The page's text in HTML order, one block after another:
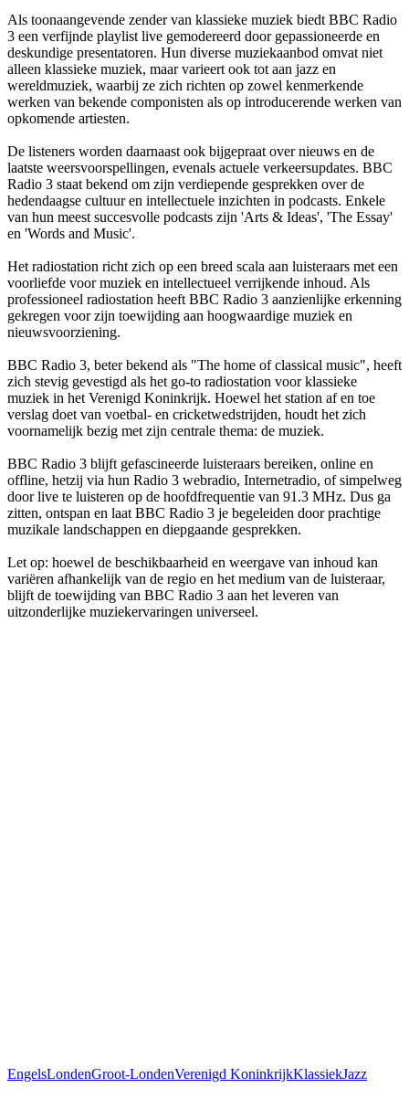
Als toonaangevende zender van klassieke muziek biedt BBC Radio
3 een verfijnde playlist live gemodereerd door gepassioneerde en
deskundige presentatoren. Hun diverse muziekaanbod omvat niet
alleen klassieke muziek, maar varieert ook tot aan jazz en
wereldmuziek, waarbij ze zich richten op zowel kenmerkende
werken van bekende componisten als op introducerende werken van
opkomende artiesten.
De listeners worden daarnaast ook bijgepraat over nieuws en de
laatste weersvoorspellingen, evenals actuele verkeersupdates. BBC
Radio 3 staat bekend om zijn verdiepende gesprekken over de
hedendaagse cultuur en intellectuele inzichten in podcasts. Enkele
van hun meest succesvolle podcasts zijn 'Arts & Ideas', 'The Essay'
en 'Words and Music'.
Het radiostation richt zich op een breed scala aan luisteraars met een
voorliefde voor muziek en intellectueel verrijkende inhoud. Als
professioneel radiostation heeft BBC Radio 3 aanzienlijke erkenning
gekregen voor zijn toewijding aan hoogwaardige muziek en
nieuwsvoorziening.
BBC Radio 3, beter bekend als "The home of classical music", heeft
zich stevig gevestigd als het go-to radiostation voor klassieke
muziek in het Verenigd Koninkrijk. Hoewel het station af en toe
verslag doet van voetbal- en cricketwedstrijden, houdt het zich
voornamelijk bezig met zijn centrale thema: de muziek.
BBC Radio 3 blijft gefascineerde luisteraars bereiken, online en
offline, hetzij via hun Radio 3 webradio, Internetradio, of simpelweg
door live te luisteren op de hoofdfrequentie van 91.3 MHz. Dus ga
zitten, ontspan en laat BBC Radio 3 je begeleiden door prachtige
muzikale landschappen en diepgaande gesprekken.
Let op: hoewel de beschikbaarheid en weergave van inhoud kan
variëren afhankelijk van de regio en het medium van de luisteraar,
blijft de toewijding van BBC Radio 3 aan het leveren van
uitzonderlijke muziekervaringen universeel.
EngelsLondenGroot-LondenVerenigd KoninkrijkKlassiekJazz